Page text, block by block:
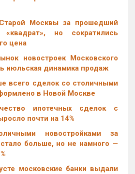
Москвы за прошедший
но сократились
цена
новостроек Московского
июльская динамика продаж
всего сделок со столичными
в Новой Москве
ипотечных сделок с
почти на 14%
новостройками за
больше, но не намного —
московские банки выдали